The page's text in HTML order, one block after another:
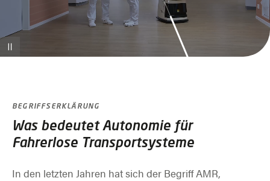
BEGRIFFSERKLÄRUNG
Was bedeutet Autonomie für
Fahrerlose Transportsysteme
In den letzten Jahren hat sich der Begriff AMR,